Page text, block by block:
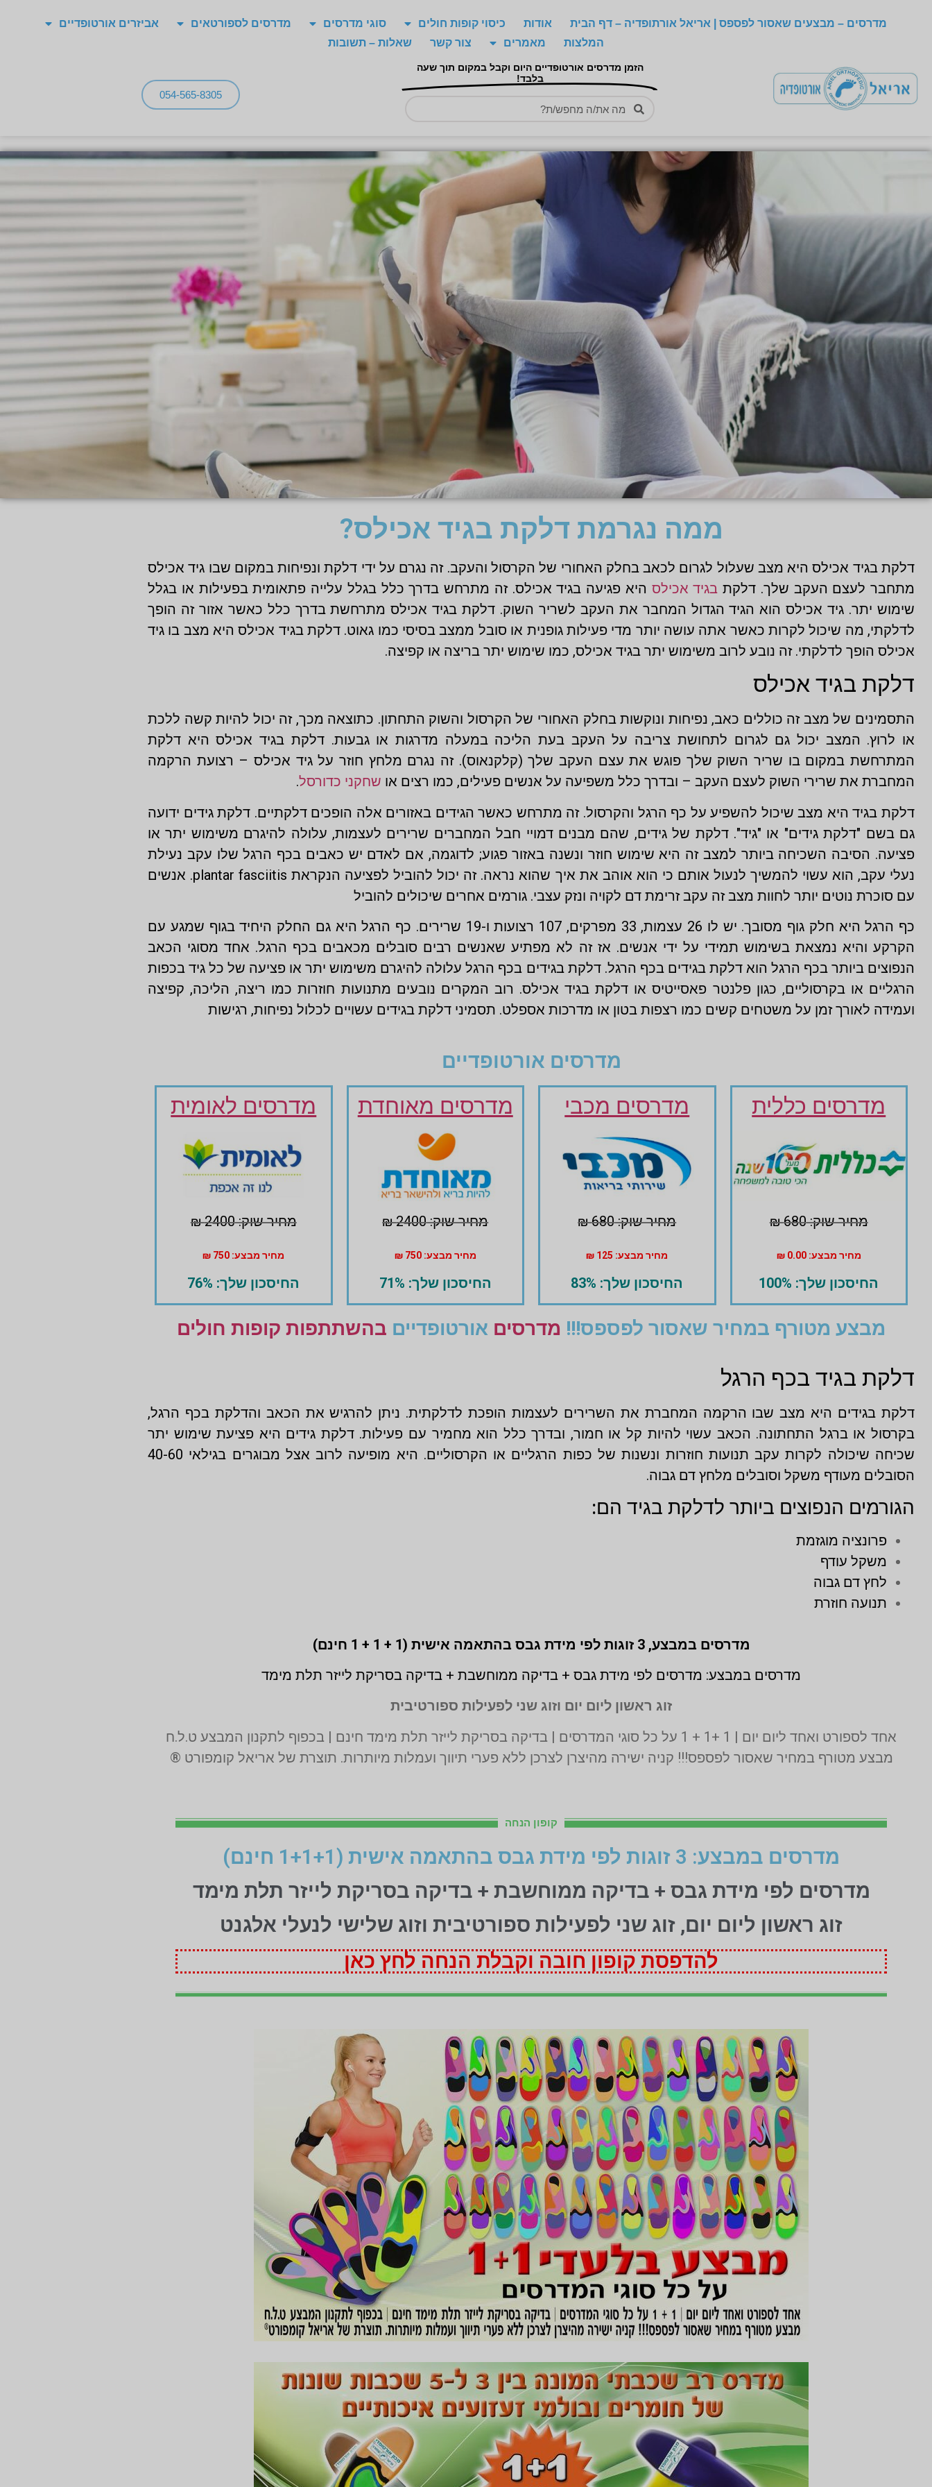
מדרסים – מבצעים שאסור לפספס | אריאל אורתופדיה – דף הבית אודות כיסוי קופות חולים סוגי מדרסים מדרסים לספורטאים
אביזרים אורטופדיים
המלצות
מאמרים צור קשר שאלות – תשובות
הזמן מדרסים אורטופדיים היום וקבל במקום תוך שעה
בלבד!
054-565-8305
ממה נגרמת דלקת בגיד אכילס?
דלקת בגיד אכילס היא מצב שעלול לגרום לכאב בחלק האחורי של הקרסול והעקב. זה נגרם על ידי דלקת ונפיחות במקום שבו גיד אכילס
מתחבר לעצם העקב שלך. דלקת בגיד אכילס היא פגיעה בגיד אכילס. זה מתרחש בדרך כלל בגלל עלייה פתאומית בפעילות או בגלל
שימוש יתר. גיד אכילס הוא הגיד הגדול המחבר את העקב לשריר השוק. דלקת בגיד אכילס מתרחשת בדרך כלל כאשר אזור זה הופך
לדלקתי, מה שיכול לקרות כאשר אתה עושה יותר מדי פעילות גופנית או סובל ממצב בסיסי כמו גאוט. דלקת בגיד אכילס היא מצב בו גיד
אכילס הופך לדלקתי. זה נובע לרוב משימוש יתר בגיד אכילס, כמו שימוש יתר בריצה או קפיצה.
דלקת בגיד אכילס
התסמינים של מצב זה כוללים כאב, נפיחות ונוקשות בחלק האחורי של הקרסול והשוק התחתון. כתוצאה מכך, זה יכול להיות קשה ללכת
או לרוץ. המצב יכול גם לגרום לתחושת צריבה על העקב בעת הליכה במעלה מדרגות או גבעות. דלקת בגיד אכילס היא דלקת
המתרחשת במקום בו שריר השוק שלך פוגש את עצם העקב שלך (קלקנאוס). זה נגרם מלחץ חוזר על גיד אכילס – רצועת הרקמה
המחברת את שרירי השוק לעצם העקב – ובדרך כלל משפיעה על אנשים פעילים, כמו רצים או שחקני כדורסל.
דלקת בגיד היא מצב שיכול להשפיע על כף הרגל והקרסול. זה מתרחש כאשר הגידים באזורים אלה הופכים דלקתיים. דלקת גידים ידועה
גם בשם "דלקת גידים" או "גיד". דלקת של גידים, שהם מבנים דמויי חבל המחברים שרירים לעצמות, עלולה להיגרם משימוש יתר או
פציעה. הסיבה השכיחה ביותר למצב זה היא שימוש חוזר ונשנה באזור פגוע; לדוגמה, אם לאדם יש כאבים בכף הרגל שלו עקב נעילת
נעלי עקב, הוא עשוי להמשיך לנעול אותם כי הוא אוהב את איך שהוא נראה. זה יכול להוביל לפציעה הנקראת plantar fasciitis. אנשים
עם סוכרת נוטים יותר לחוות מצב זה עקב זרימת דם לקויה ונזק עצבי. גורמים אחרים שיכולים להוביל
כף הרגל היא חלק גוף מסובך. יש לו 26 עצמות, 33 מפרקים, 107 רצועות ו-19 שרירים. כף הרגל היא גם החלק היחיד בגוף שמגע עם
הקרקע והיא נמצאת בשימוש תמידי על ידי אנשים. אז זה לא מפתיע שאנשים רבים סובלים מכאבים בכף הרגל. אחד מסוגי הכאב
הנפוצים ביותר בכף הרגל הוא דלקת בגידים בכף הרגל. דלקת בגידים בכף הרגל עלולה להיגרם משימוש יתר או פציעה של כל גיד בכפות
הרגליים או בקרסוליים, כגון פלנטר פאסייטיס או דלקת בגיד אכילס. רוב המקרים נובעים מתנועות חוזרות כמו ריצה, הליכה, קפיצה
ועמידה לאורך זמן על משטחים קשים כמו רצפות בטון או מדרכות אספלט. תסמיני דלקת בגידים עשויים לכלול נפיחות, רגישות
מדרסים אורטופדיים
מדרסים כללית
מחיר שוק: 680 ₪
מחיר מבצע: 0.00 ₪
החיסכון שלך: 100%
מדרסים מכבי
מחיר שוק: 680 ₪
מחיר מבצע: 125 ₪
החיסכון שלך: 83%
מדרסים מאוחדת
מחיר שוק: 2400 ₪
מחיר מבצע: 750 ₪
החיסכון שלך: 71%
מדרסים לאומית
מחיר שוק: 2400 ₪
מחיר מבצע: 750 ₪
החיסכון שלך: 76%
מבצע מטורף במחיר שאסור לפספס!!! מדרסים אורטופדיים בהשתתפות קופות חולים
דלקת בגיד בכף הרגל
דלקת בגידים היא מצב שבו הרקמה המחברת את השרירים לעצמות הופכת לדלקתית. ניתן להרגיש את הכאב והדלקת בכף הרגל,
בקרסול או ברגל התחתונה. הכאב עשוי להיות קל או חמור, ובדרך כלל הוא מחמיר עם פעילות. דלקת גידים היא פציעת שימוש יתר
שכיחה שיכולה לקרות עקב תנועות חוזרות ונשנות של כפות הרגליים או הקרסוליים. היא מופיעה לרוב אצל מבוגרים בגילאי 40-60
הסובלים מעודף משקל וסובלים מלחץ דם גבוה.
הגורמים הנפוצים ביותר לדלקת בגיד הם:
פרונציה מוגזמת
משקל עודף
לחץ דם גבוה
תנועה חוזרת
מדרסים במבצע,3 זוגות לפי מידת גבס בהתאמה אישית (1 + 1 + 1 חינם)
מדרסים במבצע: מדרסים לפי מידת גבס + בדיקה ממוחשבת + בדיקה בסריקת לייזר תלת מימד
זוג ראשון ליום יום וזוג שני לפעילות ספורטיבית
אחד לספורט ואחד ליום יום | 1 +1 + 1 על כל סוגי המדרסים | בדיקה בסריקת לייזר תלת מימד חינם | בכפוף לתקנון המבצע ט.ל.ח
מבצע מטורף במחיר שאסור לפספס!!! קניה ישירה מהיצרן לצרכן ללא פערי תיווך ועמלות מיותרות. תוצרת של אריאל קומפורט ®
קופון הנחה
מדרסים במבצע: 3 זוגות לפי מידת גבס בהתאמה אישית (1+1+1 חינם)
מדרסים לפי מידת גבס + בדיקה ממוחשבת + בדיקה בסריקת לייזר תלת מימד
זוג ראשון ליום יום, זוג שני לפעילות ספורטיבית וזוג שלישי לנעלי אלגנט
להדפסת קופון חובה וקבלת הנחה לחץ כאן